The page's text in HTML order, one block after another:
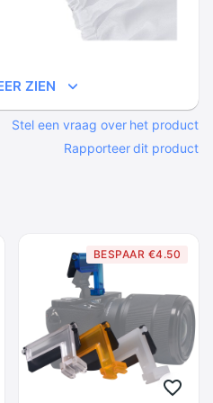
ZIEN
Stel een vraag over het product
Rapporteer dit product
BESPAAR €4.50